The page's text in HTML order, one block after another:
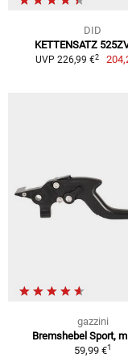
DID
KETTENSATZ
UVP 226,99 €2
gazzini
Bremshebel Sport,
59,99 €1